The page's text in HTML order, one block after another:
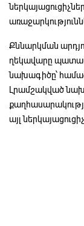
Քննարկման
ղեկավարը
նախագիծը՝
Լրամշակված
այլ